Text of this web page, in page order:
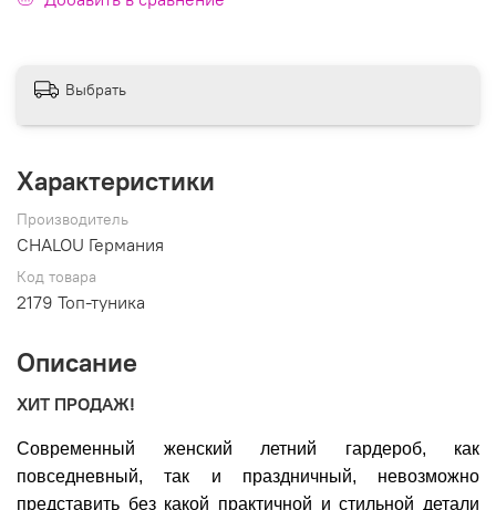
Выбрать
Характеристики
Производитель
CHALOU Германия
Код товара
2179 Топ-туника
Описание
ХИТ ПРОДАЖ!
Современный женский летний гардероб, как
повседневный, так и праздничный, невозможно
представить без какой практичной и стильной детали